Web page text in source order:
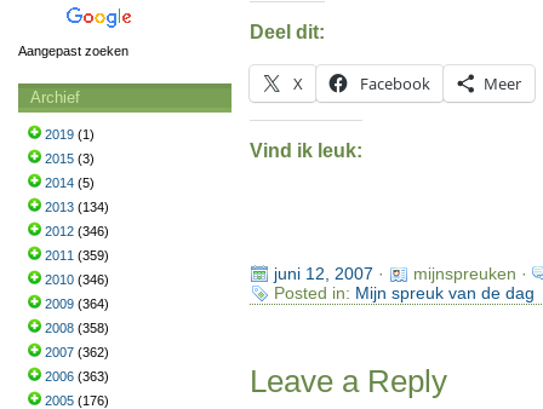
Deel dit:
X Facebook Meer
Vind ik leuk:
juni 12, 2007 ·
mijnspreuken ·
Posted in: Mijn spreuk van de dag
Leave a Reply
Aangepast zoeken
Archief
2019 (1)
2015 (3)
2014 (5)
2013 (134)
2012 (346)
2011 (359)
2010 (346)
2009 (364)
2008 (358)
2007 (362)
2006 (363)
2005 (176)